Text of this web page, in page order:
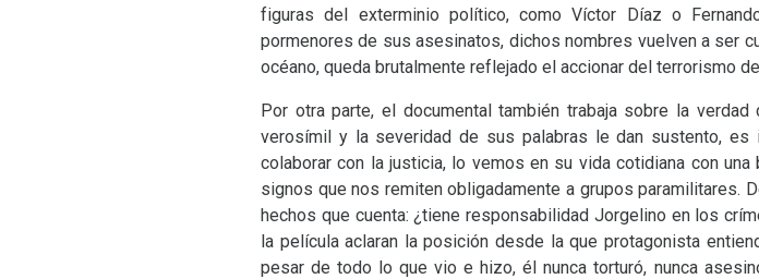
figuras del exterminio político, como Víctor Díaz o
pormenores de sus asesinatos, dichos nombres vuelven a ser
océano, queda brutalmente reflejado el accionar del terrorismo
Por otra parte, el documental también trabaja sobre la
verosímil y la severidad de sus palabras le dan sustento,
colaborar con la justicia, lo vemos en su vida cotidiana con
signos que nos remiten obligadamente a grupos paramilitares.
hechos que cuenta: ¿tiene responsabilidad Jorgelino en los
la película aclaran la posición desde la que protagonista
pesar de todo lo que vio e hizo, él nunca torturó, nunca